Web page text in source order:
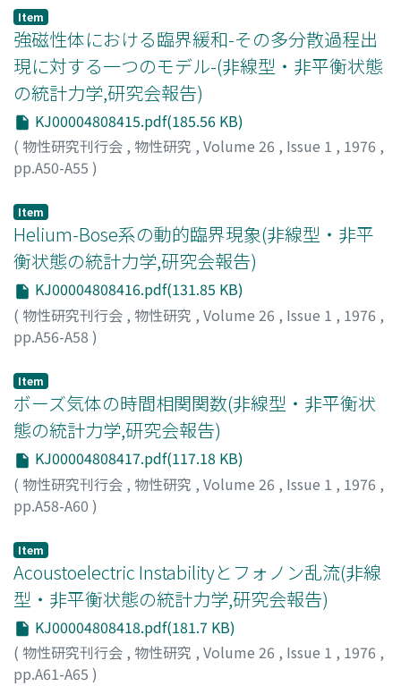
トヒロ
Item
強磁性体における臨界緩和-その多分散過程出
現に対する一つのモデル-(非線型・非平衡状態
の統計力学,研究会報告)
KJ00004808415.pdf(185.56 KB)
( 物性研究刊行会 , 物性研究 , Volume 26 , Issue 1 , 1976 ,
pp.A50-A55 )
Item
Helium-Bose系の動的臨界現象(非線型・非平
衡状態の統計力学,研究会報告)
KJ00004808416.pdf(131.85 KB)
( 物性研究刊行会 , 物性研究 , Volume 26 , Issue 1 , 1976 ,
pp.A56-A58 )
Item
ボーズ気体の時間相関関数(非線型・非平衡状
態の統計力学,研究会報告)
KJ00004808417.pdf(117.18 KB)
( 物性研究刊行会 , 物性研究 , Volume 26 , Issue 1 , 1976 ,
pp.A58-A60 )
Item
Acoustoelectric Instabilityとフォノン乱流(非線
型・非平衡状態の統計力学,研究会報告)
KJ00004808418.pdf(181.7 KB)
( 物性研究刊行会 , 物性研究 , Volume 26 , Issue 1 , 1976 ,
pp.A61-A65 )